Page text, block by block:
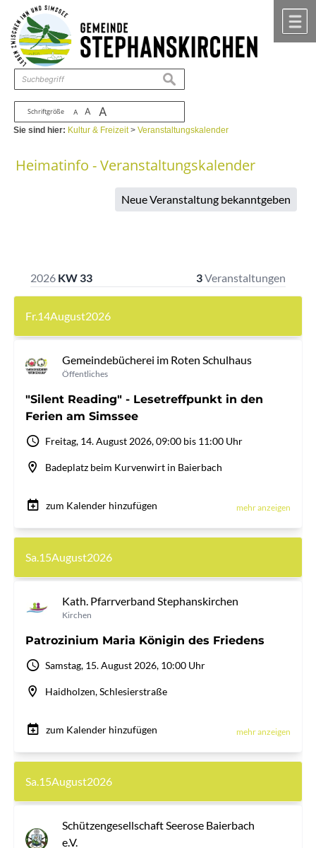
Zum Inhalt ,zur Navigation
Schriftgröße A A A
suchen
Sie sind hier: Kultur & Freizeit>Veranstaltungskalender
Heimatinfo - Veranstaltungskalender